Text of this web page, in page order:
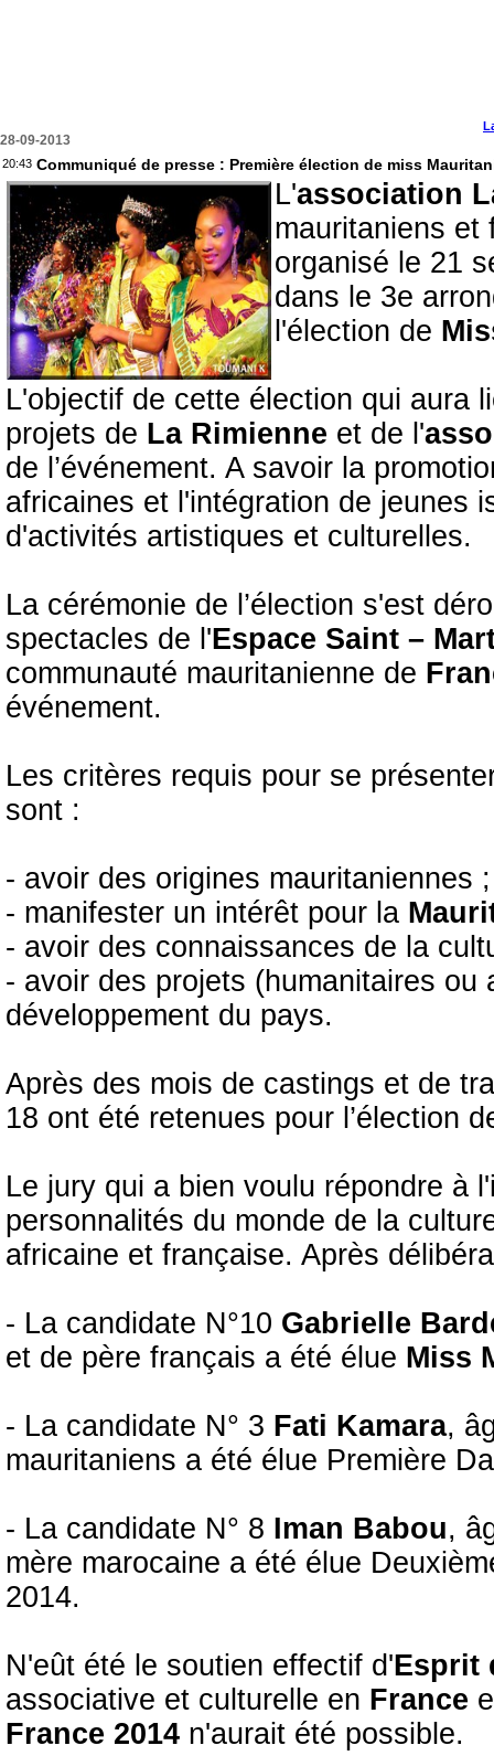
28-09-2013
20:43 Communiqué de presse : Première élection de miss
L'association
mauritaniens
organisé le 21
dans le 3e
l'élection de
L'objectif de cette élection qui aura
projets de La Rimienne et de l'
de l’événement. A savoir la
africaines et l'intégration de jeunes
d'activités artistiques et culturelles.
La cérémonie de l’élection s'est
spectacles de l'Espace Saint –
communauté mauritanienne de
événement.
Les critères requis pour se
sont :
- avoir des origines mauritaniennes ;
- manifester un intérêt pour la
- avoir des connaissances de la
- avoir des projets (humanitaires ou
développement du pays.
Après des mois de castings et de
18 ont été retenues pour l’élection
Le jury qui a bien voulu répondre à
personnalités du monde de la
africaine et française. Après
- La candidate N°10 Gabrielle
et de père français a été élue Miss
- La candidate N° 3 Fati Kamara,
mauritaniens a été élue Première
- La candidate N° 8 Iman Babou,
mère marocaine a été élue
2014.
N'eût été le soutien effectif d'Esprit
associative et culturelle en France
France 2014 n'aurait été possible.